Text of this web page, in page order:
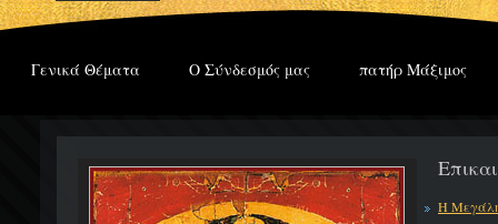
Γενικά Θέματα Ο Σύνδεσμός μας πατήρ Μάξιμος
Η Μεγάλη